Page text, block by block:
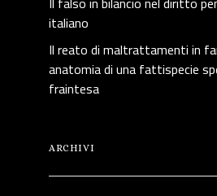
italiano
Il reato di maltrattamenti in
anatomia di una fattispecie
fraintesa
ARCHIVI